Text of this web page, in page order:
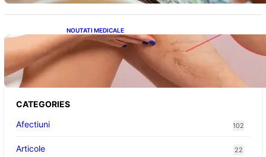
NOUTATI MEDICALE
Varicele și Umflarea Picioarelor pe Caniculă:
Înțelegerea Simptomelor și Măsurilor de
Prevenție
CATEGORIES
Afectiuni
102
Articole 22